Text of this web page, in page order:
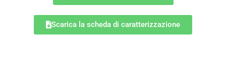
Scarica la scheda di caratterizzazione